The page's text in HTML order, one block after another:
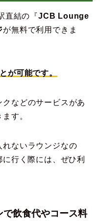
直結の『JCB Lounge
が無料で利用できま
が可能です。
などのサービスがあ
す。
れないラウンジなの
行く際には、ぜひ利
で飲食代やコース料